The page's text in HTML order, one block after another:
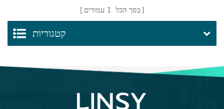
בסך הכל 1 עמודים
קטגוריות